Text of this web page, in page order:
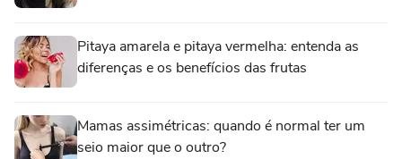
Pitaya amarela e pitaya vermelha: entenda as
diferenças e os benefícios das frutas
Mamas assimétricas: quando é normal ter um
seio maior que o outro?